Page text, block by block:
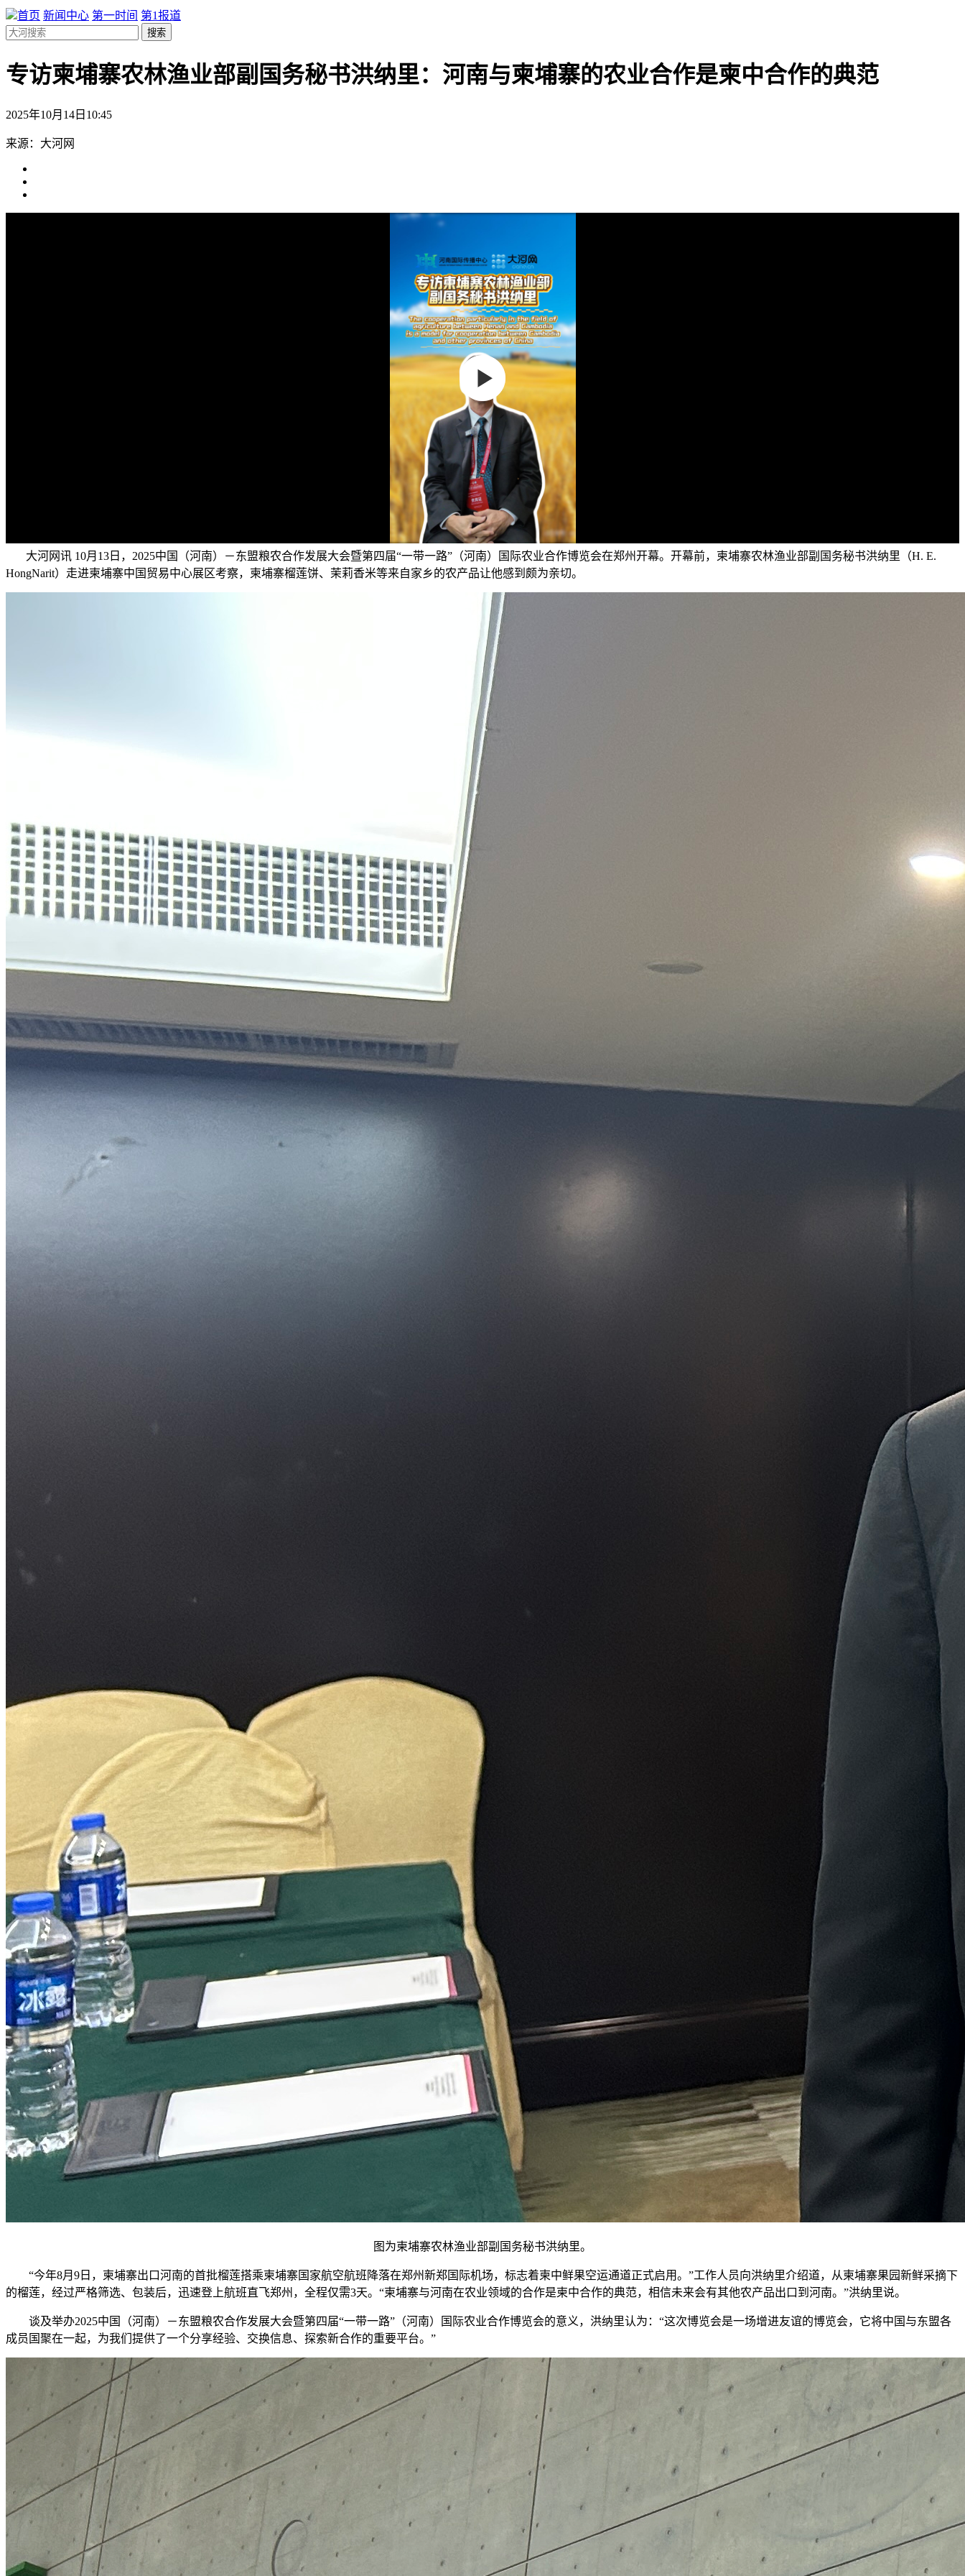
首页 新闻中心 第一时间 第1报道
搜索
专访柬埔寨农林渔业部副国务秘书洪纳里：河南与柬埔寨的农业合作是柬中合作的典范
2025年10月14日10:45
来源：大河网
大河网讯 10月13日，2025中国（河南）－东盟粮农合作发展大会暨第四届“一带一路”（河南）国际农业合作博览会在郑州开幕。开幕前，柬埔寨农林渔业部副国务秘书洪纳里（H. E.
HongNarit）走进柬埔寨中国贸易中心展区考察，柬埔寨榴莲饼、茉莉香米等来自家乡的农产品让他感到颇为亲切。
图为柬埔寨农林渔业部副国务秘书洪纳里。
“今年8月9日，柬埔寨出口河南的首批榴莲搭乘柬埔寨国家航空航班降落在郑州新郑国际机场，标志着柬中鲜果空运通道正式启用。”工作人员向洪纳里介绍道，从柬埔寨果园新鲜采摘下
的榴莲，经过严格筛选、包装后，迅速登上航班直飞郑州，全程仅需3天。“柬埔寨与河南在农业领域的合作是柬中合作的典范，相信未来会有其他农产品出口到河南。”洪纳里说。
谈及举办2025中国（河南）－东盟粮农合作发展大会暨第四届“一带一路”（河南）国际农业合作博览会的意义，洪纳里认为：“这次博览会是一场增进友谊的博览会，它将中国与东盟各
成员国聚在一起，为我们提供了一个分享经验、交换信息、探索新合作的重要平台。”